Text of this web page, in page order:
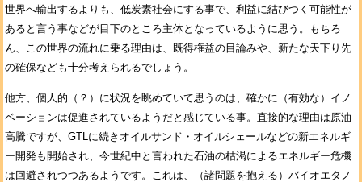
世界へ輸出するよりも、低炭素社会にする事で、利益に結びつく可能性が
あると言う事などが目下のところ主体となっているように思う。もちろ
ん、この世界の流れに乗る理由は、既得権益の目論みや、新たな天下り先
の確保なども十分考えられるでしょう。
他方、個人的（？）に状況を眺めていて思うのは、確かに（有効な）イノ
ベーションは促進されているようだと感じている事。直接的な理由は原油
高騰ですが、GTLに続きオイルサンド・オイルシェールなどの新エネルギ
ー開発も開始され、今世紀中と言われた石油の枯渇によるエネルギー危機
は回避されつつあるようです。これは、（諸問題を抱える）バイオエタノ